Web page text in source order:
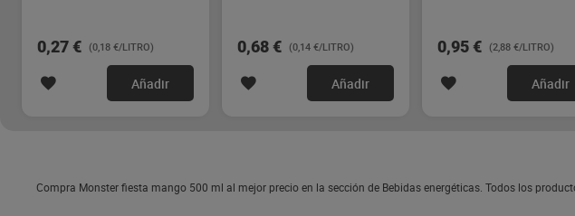
0,27 € (0,18 €/LITRO)
Añadir
0,68 € (0,14 €/LITRO)
Añadir
0,95 € (2,88 €/LITRO)
Añadir
Compra Monster fiesta mango 500 ml al mejor precio en la sección de Bebidas energéticas. Todos los